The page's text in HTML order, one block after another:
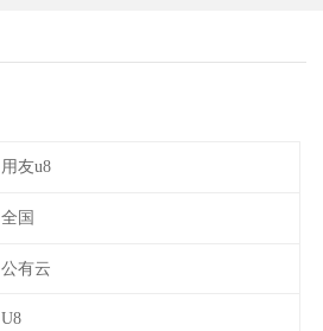
用友u8
全国
公有云
U8